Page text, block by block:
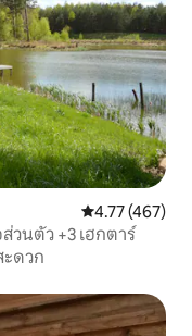
คะแนนเฉลี่ย
4.77 (467)
วนตัว +3 เฮกตาร์
ะดวก